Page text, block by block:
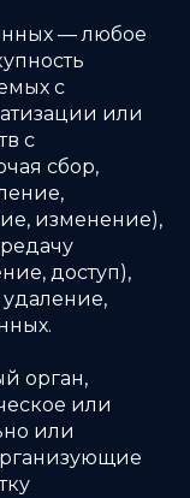
— любое
с
или
с
сбор,
изменение),
доступ),
орган,
или
или